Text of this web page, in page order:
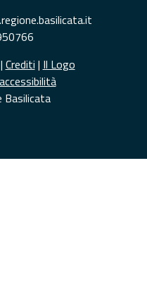
Crediti | Il Logo
Basilicata